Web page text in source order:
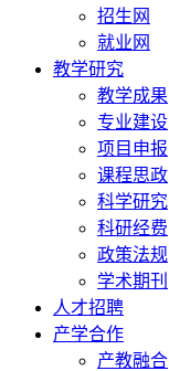
招生网
就业网
教学研究
教学成果
专业建设
项目申报
课程思政
科学研究
科研经费
政策法规
学术期刊
人才招聘
产学合作
产教融合